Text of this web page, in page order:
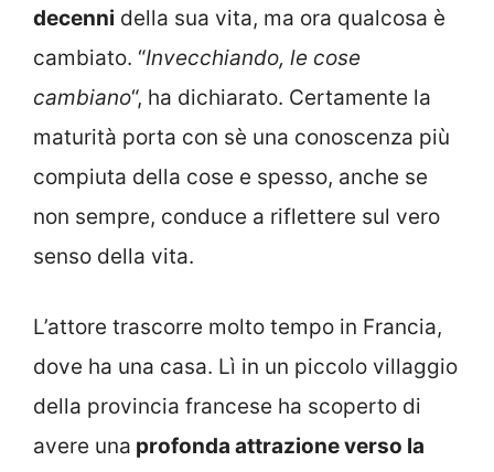
decenni della sua vita, ma ora qualcosa è
cambiato. “Invecchiando, le cose
cambiano“, ha dichiarato. Certamente la
maturità porta con sè una conoscenza più
compiuta della cose e spesso, anche se
non sempre, conduce a riflettere sul vero
senso della vita.
L’attore trascorre molto tempo in Francia,
dove ha una casa. Lì in un piccolo villaggio
della provincia francese ha scoperto di
avere una profonda attrazione verso la